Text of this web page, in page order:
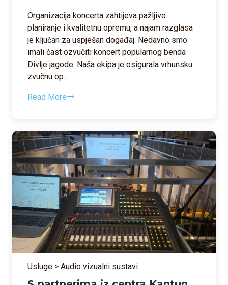
Organizacija koncerta zahtijeva pažljivo
planiranje i kvalitetnu opremu, a najam razglasa
je ključan za uspješan događaj. Nedavno smo
imali čast ozvučiti koncert popularnog benda
Divlje jagode. Naša ekipa je osigurala vrhunsku
zvučnu op...
Read More
Usluge > Audio vizualni sustavi